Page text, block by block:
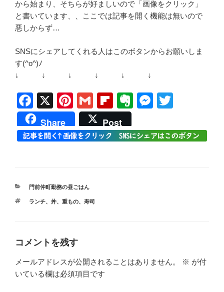
から始まり、そちらが好ましいので「画像をクリック」
と書いています、、ここでは記事を開く機能は無いので
悪しからず…
SNSにシェアしてくれる人はこのボタンからお願いしま
す(^o^)ﾉ
↓ ↓ ↓ ↓ ↓ ↓
F
a
c
o
o
X
Pi
nt
er
G
m
ail
Fl
ip
b
E
er
M
ss tt
Share Post
カ
ゴ
門前仲町勤務の昼ごはん
タ
ランチ、 丼、重もの、 寿司
コメントを残す
メールアドレスが公開されることはありません。 ※ が付
いている欄は必須項目です